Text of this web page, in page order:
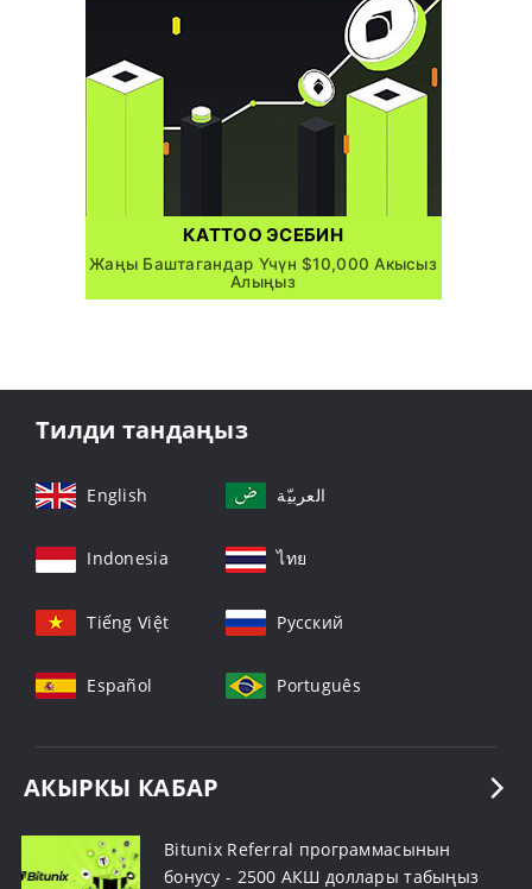
КАТТОО ЭСЕБИН
Жаңы Баштагандар Үчүн $10,000 Акысыз
Алыңыз
Тилди тандаңыз
English العربيّة
Indonesia ไทย
Tiếng Việt Русский
Español Português
АКЫРКЫ КАБАР
Bitunix Referral программасынын
бонусу - 2500 АКШ доллары табыңыз